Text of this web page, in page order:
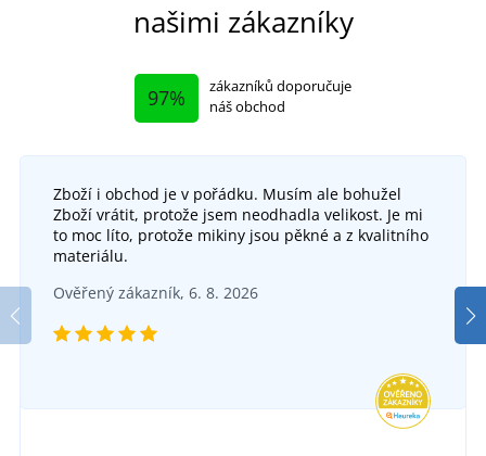
našimi zákazníky
97%
zákazníků doporučuje
náš obchod
Zboží i obchod je v pořádku. Musím ale bohužel
Zboží vrátit, protože jsem neodhadla velikost. Je mi
to moc líto, protože mikiny jsou pěkné a z kvalitního
materiálu.
Ověřený zákazník, 6. 8. 2026